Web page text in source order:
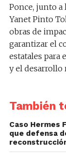
Ponce, junto
Yanet Pinto
obras de
garantizar el
estatales para
y el desarrollo
También
Caso Hermes
que defensa